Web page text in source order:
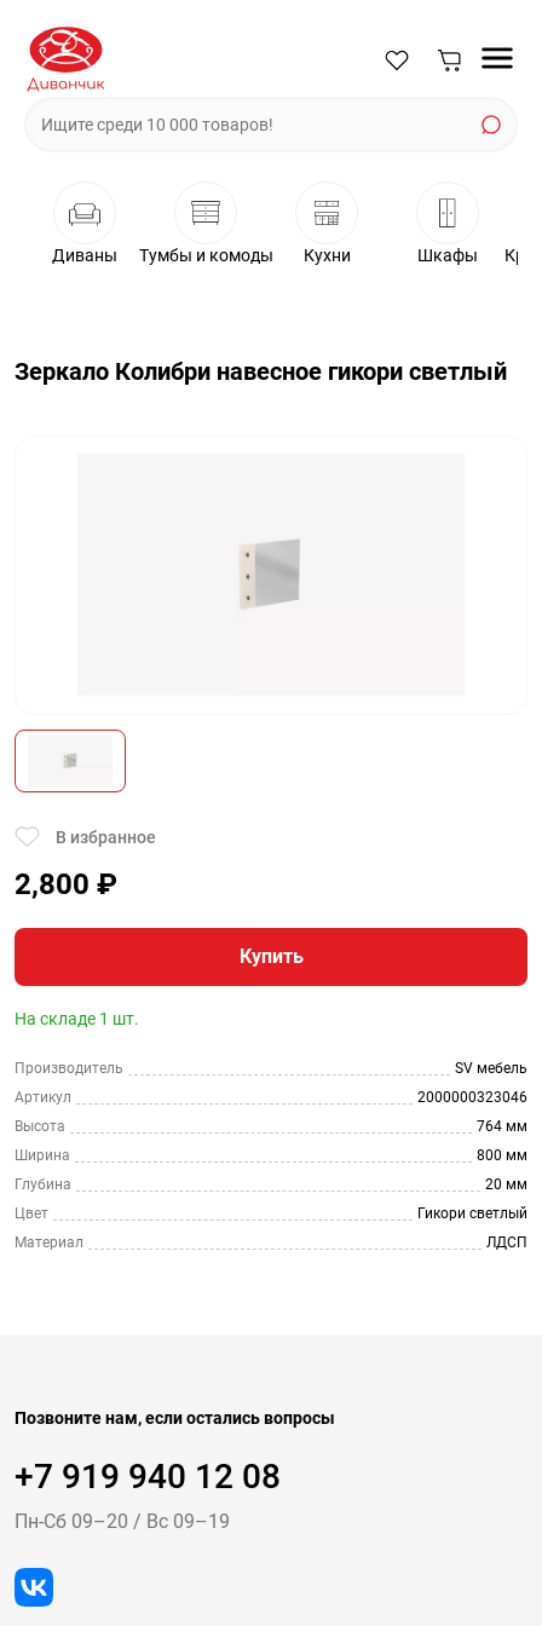
Диваны Тумбы и комоды Кухни Шкафы
Зеркало Колибри навесное гикори светлый
В избранное
2,800 ₽
Купить
На складе 1 шт.
Производитель
SV мебель
Артикул
2000000323046
Высота
764 мм
Ширина
800 мм
Глубина
20 мм
Цвет
Гикори светлый
Материал
ЛДСП
Позвоните нам, если остались вопросы
+7 919 940 12 08
Пн-Cб 09–20 / Вс 09–19